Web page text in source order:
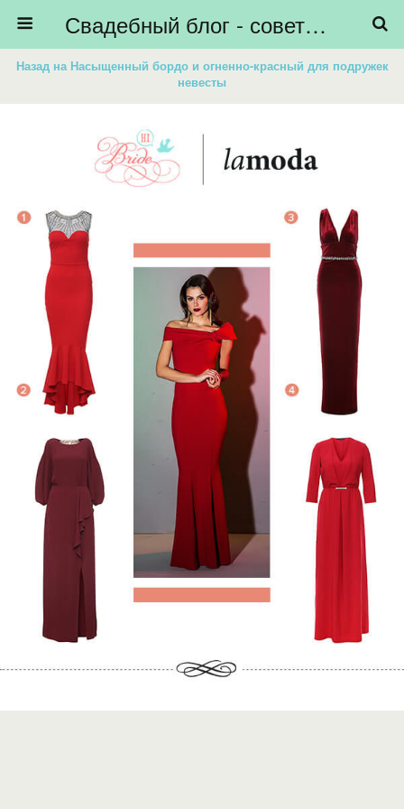
Свадебный блог - советы невестам, подготовка к свадьбе - HiBride
Назад на Насыщенный бордо и огненно-красный для подружек
невесты